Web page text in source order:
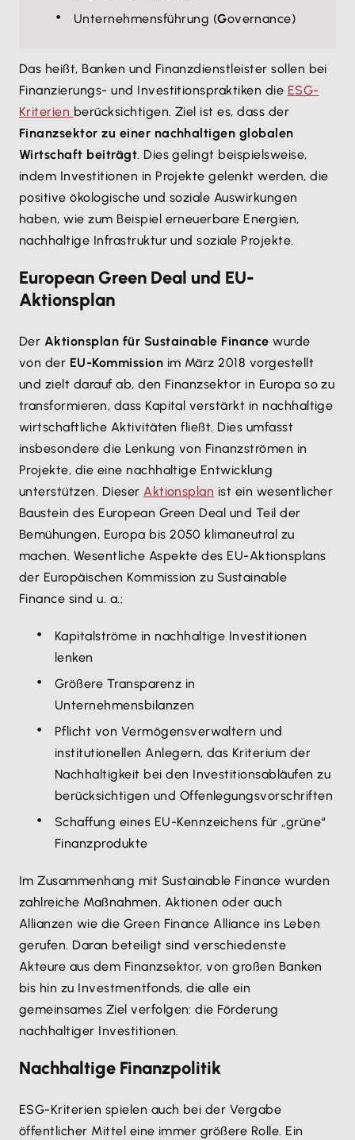
Unternehmensführung (Governance)
Das heißt, Banken und Finanzdienstleister sollen bei
Finanzierungs- und Investitionspraktiken die ESG-
Kriterien berücksichtigen. Ziel ist es, dass der
Finanzsektor zu einer nachhaltigen globalen
Wirtschaft beiträgt. Dies gelingt beispielsweise,
indem Investitionen in Projekte gelenkt werden, die
positive ökologische und soziale Auswirkungen
haben, wie zum Beispiel erneuerbare Energien,
nachhaltige Infrastruktur und soziale Projekte.
European Green Deal und EU-
Aktionsplan
Der Aktionsplan für Sustainable Finance wurde
von der EU-Kommission im März 2018 vorgestellt
und zielt darauf ab, den Finanzsektor in Europa so zu
transformieren, dass Kapital verstärkt in nachhaltige
wirtschaftliche Aktivitäten fließt. Dies umfasst
insbesondere die Lenkung von Finanzströmen in
Projekte, die eine nachhaltige Entwicklung
unterstützen. DieserAktionsplan ist ein wesentlicher
Baustein des European Green Deal und Teil der
Bemühungen, Europa bis 2050 klimaneutral zu
machen. Wesentliche Aspekte des EU-Aktionsplans
der Europäischen Kommission zu Sustainable
Finance sind u. a.:
Kapitalströme in nachhaltige Investitionen
lenken
Größere Transparenz in
Unternehmensbilanzen
Pflicht von Vermögensverwaltern und
institutionellen Anlegern, das Kriterium der
Nachhaltigkeit bei den Investitionsabläufen zu
berücksichtigen und Offenlegungsvorschriften
Schaffung eines EU-Kennzeichens für „grüne“
Finanzprodukte
Im Zusammenhang mit Sustainable Finance wurden
zahlreiche Maßnahmen, Aktionen oder auch
Allianzen wie die Green Finance Alliance ins Leben
gerufen. Daran beteiligt sind verschiedenste
Akteure aus dem Finanzsektor, von großen Banken
bis hin zu Investmentfonds, die alle ein
gemeinsames Ziel verfolgen: die Förderung
nachhaltiger Investitionen.
Nachhaltige Finanzpolitik
ESG-Kriterien spielen auch bei der Vergabe
öffentlicher Mittel eine immer größere Rolle. Ein